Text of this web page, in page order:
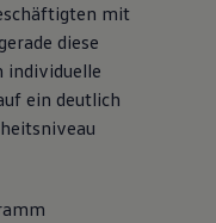
mit
diese
individuelle
ein deutlich